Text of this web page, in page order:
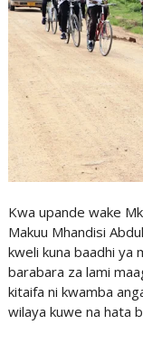
Kwa upande wake
Makuu Mhandisi
kweli kuna baadhi ya
barabara za lami
kitaifa ni kwamba
wilaya kuwe na hata